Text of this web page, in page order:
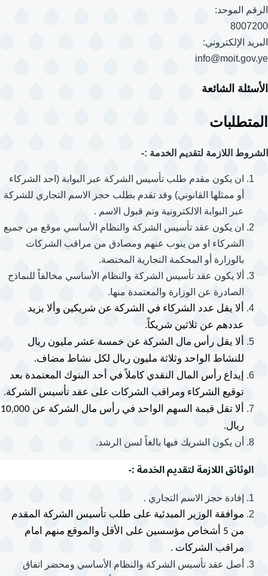
الرقم الموحد:
8007200
البريد الإلكتروني:
info@moit.gov.ye
الأسئلة الشائعة
المتطلبات
الشروط اللازمة لتقديم الخدمة :-
ان يكون مقدم طلب تأسيس الشركة عبر البوابة (احد الشركاء
أو ممثلها القانوني) وقد تقدم بطلب حجز الاسم التجاري للشركة
عبر البوابة الالكترونية وتم قبول الاسم .
ان يكون عقد تأسيس الشركة والنظام الأساسي موقع من جميع
الشركاء او من ينوب عنهم ومصادق من مراقب الشركات
بالوزارة أو المحكمة التجارية المختصة.
ألا يكون عقد تأسيس الشركة والنظام الأساسي مخالفاً للنماذج
الصادرة عن الوزارة والمعتمدة منها.
عددهم عن ثلاثين شريكاً.
للنشاط الواحد وثلاثة مليون ريال لكل نشاط مضاف.
توقيع الشركاء ومراقب الشركات على عقد تأسيس الشركة.
ريال.
أن يكون الشريك فيها بالغاً لسن الرشد.
الوثائق اللازمة لتقديم الخدمة :-
إفادة حجز الاسم التجاري .
مراقب الشركات .
أصل عقد تأسيس الشركة والنظام الأساسي ومحضر اتفاق